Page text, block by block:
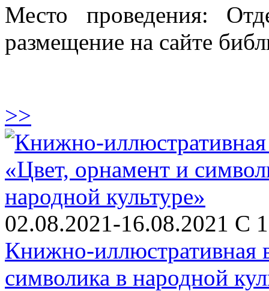
Место проведения:
размещение на сайте
>>
02.08.2021-16.08.2021 С
Книжно-иллюстративная
символика в народной